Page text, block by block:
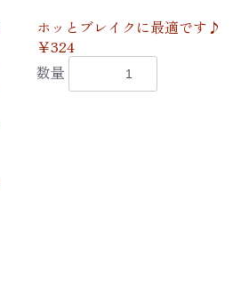
ホッとブレイクに最適です♪
￥324
数量